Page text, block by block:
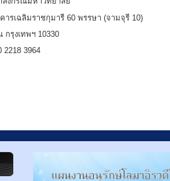
ารเฉลิมราชกุมารี 60 พรรษา (จามจุรี 10)
รุงเทพฯ 10330
2218 3964